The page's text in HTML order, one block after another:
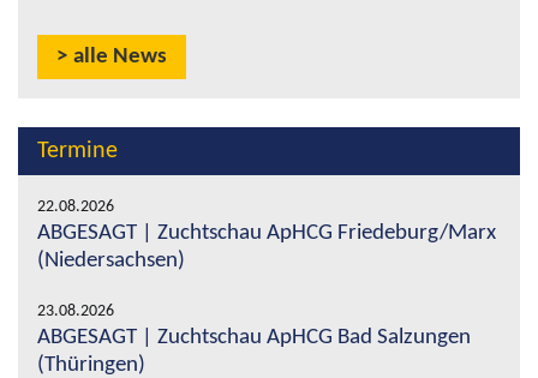
alle News
Termine
22.08.2026
ABGESAGT | Zuchtschau ApHCG Friedeburg/Marx
(Niedersachsen)
23.08.2026
ABGESAGT | Zuchtschau ApHCG Bad Salzungen
(Thüringen)